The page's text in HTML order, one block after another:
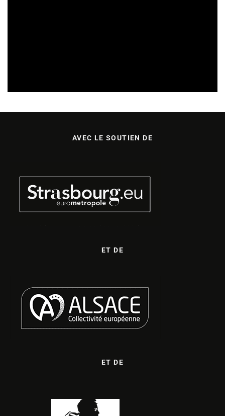
AVEC LE SOUTIEN DE
ET DE
ET DE